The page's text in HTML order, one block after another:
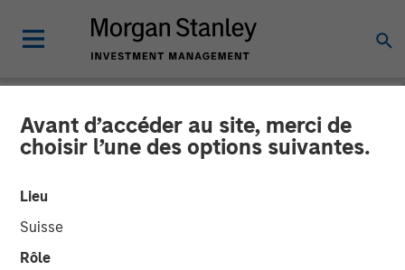
Avant d’accéder au site, merci de
choisir l’une des options suivantes.
Lieu
Suisse
Rôle
INSIGHTS
The Evolving Role of Fixed
Income in Insurance
Investment Portfolios